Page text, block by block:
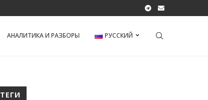
АНАЛИТИКА И РАЗБОРЫ РУССКИЙ
ТЕГИ